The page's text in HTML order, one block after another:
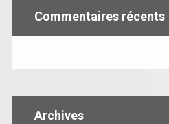
Commentaires récents
Archives